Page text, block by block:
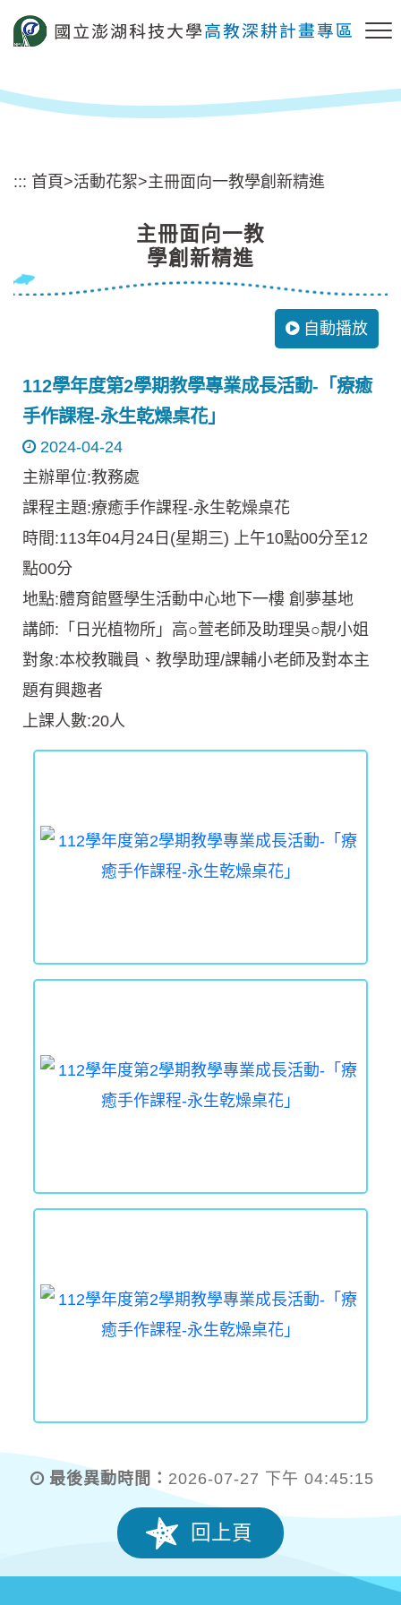
內
::: 首頁 >活動花絮>主冊面向一教學創新精進
主冊面向一教
學創新精進
自動播放
112學年度第2學期教學專業成長活動-「療癒
手作課程-永生乾燥桌花」
2024-04-24
主辦單位:教務處
課程主題:療癒手作課程-永生乾燥桌花
時間:113年04月24日(星期三) 上午10點00分至12
點00分
地點:體育館暨學生活動中心地下一樓 創夢基地
講師:「日光植物所」高○萱老師及助理吳○靚小姐
對象:本校教職員、教學助理/課輔小老師及對本主
題有興趣者
上課人數:20人
最後異動時間： 2026-07-27 下午 04:45:15
回上頁